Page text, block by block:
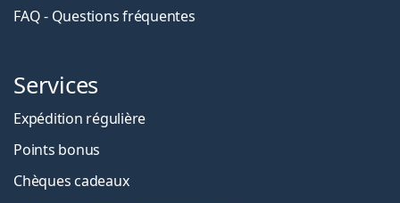
FAQ - Questions fréquentes
Services
Expédition régulière
Points bonus
Chèques cadeaux